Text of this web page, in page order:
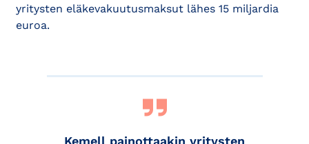
yritysten eläkevakuutusmaksut lähes 15 miljardia
euroa.
Kemell painottaakin yritysten